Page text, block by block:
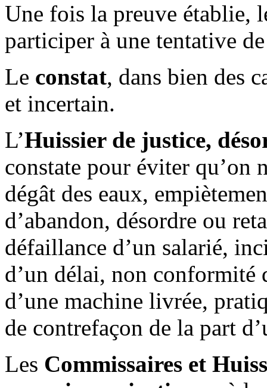
Une fois la preuve établie,
participer à une tentative
Le constat, dans bien des
et incertain.
L’Huissier de justice,
constate pour éviter qu’on
dégât des eaux,
d’abandon, désordre ou
défaillance d’un salarié,
d’un délai, non conformité
d’une machine livrée,
de contrefaçon de la part
Les Commissaires et